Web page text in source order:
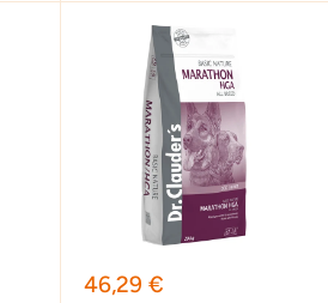
Sonderpreis
46,29 €